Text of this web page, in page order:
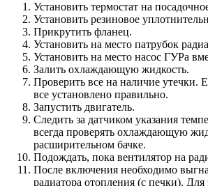
Установить термостат на
Установить резиновое
Прикрутить фланец.
Установить на место патрубок
Установить на место насос ГУРа
Залить охлаждающую жидкость.
Проверить все на наличие утечки.
все установлено правильно.
Запустить двигатель.
Следить за датчиком указания
всегда проверять охлаждающую
расширительном бачке.
Подождать, пока вентилятор на
После включения необходимо
радиатора отопления (с печки). Для